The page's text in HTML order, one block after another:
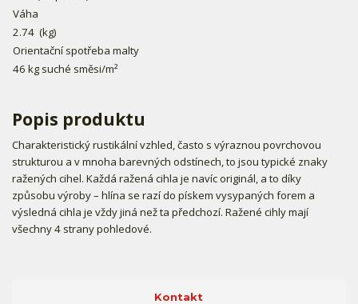
Váha
2.74 (kg)
Orientační spotřeba malty
46 kg suché směsi/m²
Popis produktu
Charakteristický rustikální vzhled, často s výraznou povrchovou
strukturou a v mnoha barevných odstínech, to jsou typické znaky
ražených cihel. Každá ražená cihla je navíc originál, a to díky
způsobu výroby – hlína se razí do pískem vysypaných forem a
výsledná cihla je vždy jiná než ta předchozí. Ražené cihly mají
všechny 4 strany pohledové.
Kontakt